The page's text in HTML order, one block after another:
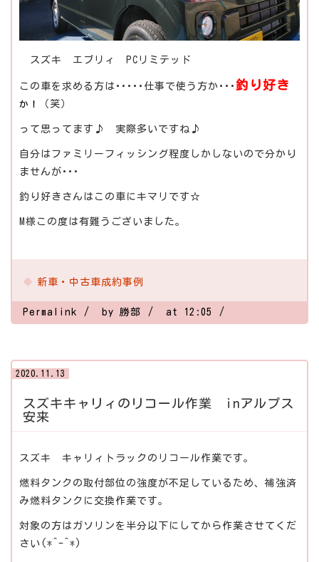
スズキ エブリィ PCリミテッド
この車を求める方は･････仕事で使う方か･･･ 釣り好き
か！ （笑）
って思ってます♪ 実際多いですね♪
自分はファミリーフィッシング程度しかしないので分かり
ませんが･･･
釣り好きさんはこの車にキマリです☆
M様この度は有難うございました。
新車・中古車成約事例
Permalink by 勝部 at 12:05
2020.11.13
スズキキャリィのリコール作業 inアルプス
安来
スズキ キャリィトラックのリコール作業です。
燃料タンクの取付部位の強度が不足しているため、補強済
み燃料タンクに交換作業です。
対象の方はガソリンを半分以下にしてから作業させてくだ
さい(*^-^*)